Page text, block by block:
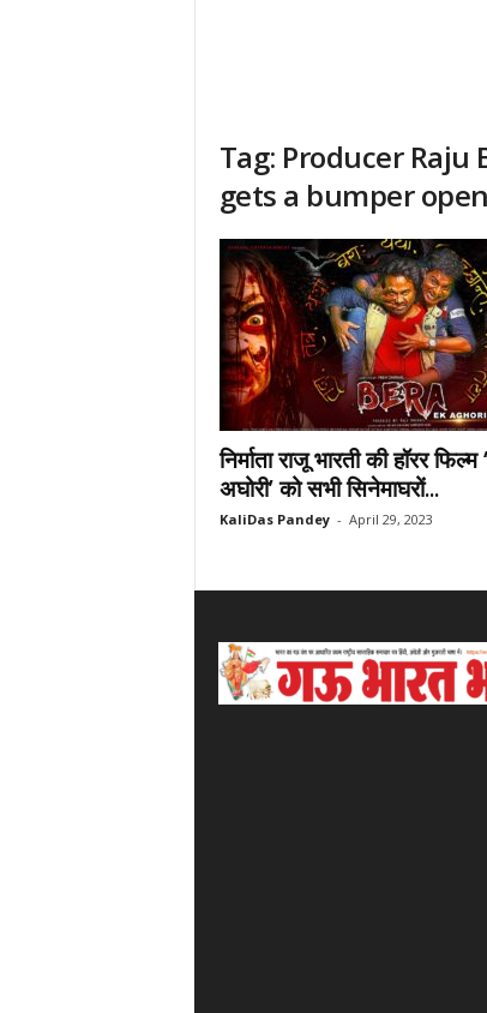
Tag: Producer Raju
gets a bumper
निर्माता राजू भारती की हॉरर फिल्म
अघोरी’ को सभी सिनेमाघरों...
KaliDas Pandey - April 29, 2023